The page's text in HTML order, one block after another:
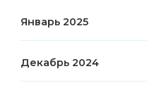
Январь 2025
Декабрь 2024